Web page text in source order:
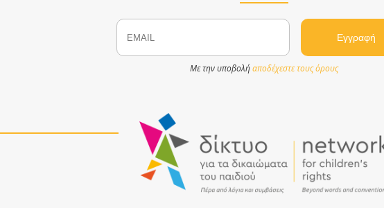
Email Name
Με την υποβολήαποδέχεστε τους όρους